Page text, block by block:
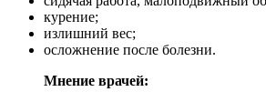
курение;
излишний вес;
осложнение после болезни.
Мнение врачей: